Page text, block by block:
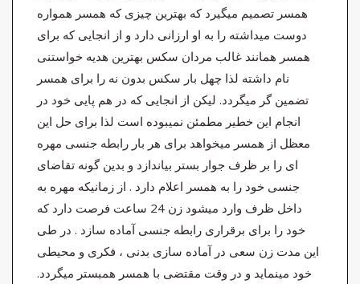
همسر تصمیم میگیرد که بهترین چیزی که همسر همواره
دوست میداشته را به او ارزانی دارد و از انجایی که برای
همسر همانند غالب مردان سکس بهترین هدیه خواستنی
نام داشته لذا چهل بار سکس بدون نه را برای همسر
تضمین گر میگردد. لیکن از انجایی که در هم پایی خود در
انجام این خطیر مطمئن نمیبوده است لذا برای حل این
معظل از همسر میخواهد برای هر بار رابطه جنسی مهره
ای را بر ظرف جوار بستر بیاندازد و بدین گونه تقاضای
جنسی خود را به همسر اعلام دارد . از زمانیکه مهره به
داخل ظرف وارد میشود زن 24 ساعت فرصت دارد که
خود را برای برقراری رابطه جنسی آماده سازد . در طی
این مدت زن سعی در آماده سازی بدنی ، فکری و محیطی
خود مینماید و در وقت مقتضی با همسر همبستر میگردد.